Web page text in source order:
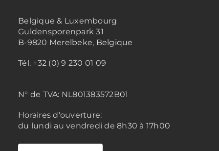
Belgique & Luxembourg
Guldensporenpark 31
B-9820 Merelbeke, Belgique
Tél. +32 (0) 9 230 01 09
N° de TVA: NL801383572B01
Horaires d'ouverture:
du lundi au vendredi de 8h30 à 17h00